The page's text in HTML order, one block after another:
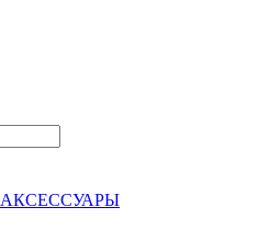
АКСЕССУАРЫ